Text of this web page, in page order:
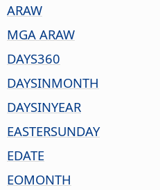
ARAW
MGA ARAW
DAYS360
DAYSINMONTH
DAYSINYEAR
EASTERSUNDAY
EDATE
EOMONTH